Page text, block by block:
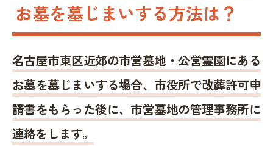
お墓を墓じまいする方法は？
名古屋市東区近郊の市営墓地・公営霊園にある
お墓を墓じまいする場合、市役所で改葬許可申
請書をもらった後に、市営墓地の管理事務所に
連絡をします。